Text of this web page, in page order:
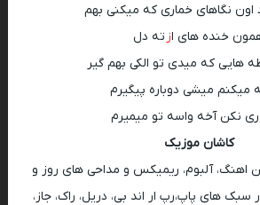
اون نگاهای خماری که میکنی بهم
خنده های از ته دل
هایی که میدی تو الکی بهم گیر
میکنم میشی دوباره پیگیرم
نکن آخه واسه تو میمیرم
کاشان موزیک
اهنگ، آلبوم، ریمیکس و مداحی های روز و
سبک های پاپ،رپ ار اند بی، دریل، راک، جاز،